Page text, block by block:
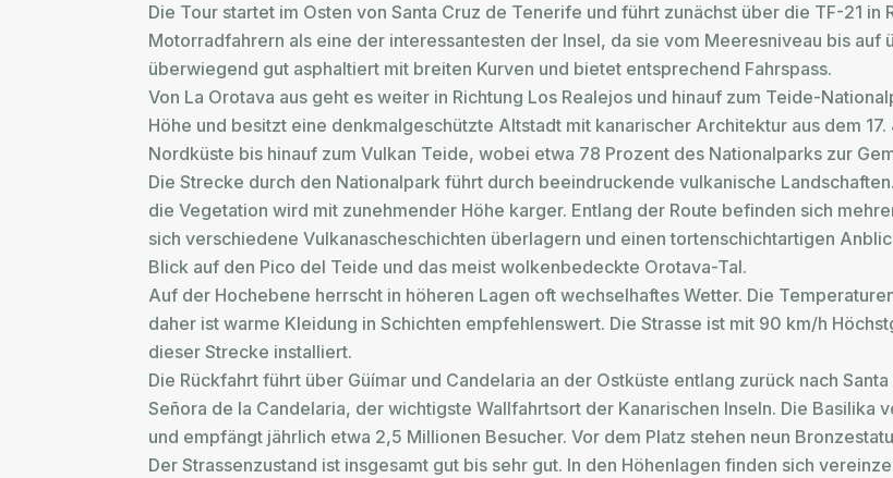
Die Tour startet im Osten von Santa Cruz de Tenerife und führt zunächst über die TF-21 in
Motorradfahrern als eine der interessantesten der Insel, da sie vom Meeresniveau bis
überwiegend gut asphaltiert mit breiten Kurven und bietet entsprechend Fahrspass.
Von La Orotava aus geht es weiter in Richtung Los Realejos und hinauf zum Teide-
Höhe und besitzt eine denkmalgeschützte Altstadt mit kanarischer Architektur aus dem
Nordküste bis hinauf zum Vulkan Teide, wobei etwa 78 Prozent des Nationalparks zur
Die Strecke durch den Nationalpark führt durch beeindruckende vulkanische
die Vegetation wird mit zunehmender Höhe karger. Entlang der Route befinden sich
sich verschiedene Vulkanascheschichten überlagern und einen tortenschichtartigen
Blick auf den Pico del Teide und das meist wolkenbedeckte Orotava-Tal.
Auf der Hochebene herrscht in höheren Lagen oft wechselhaftes Wetter. Die
daher ist warme Kleidung in Schichten empfehlenswert. Die Strasse ist mit 90 km/h
dieser Strecke installiert.
Die Rückfahrt führt über Güímar und Candelaria an der Ostküste entlang zurück nach
Señora de la Candelaria, der wichtigste Wallfahrtsort der Kanarischen Inseln. Die Basilika
und empfängt jährlich etwa 2,5 Millionen Besucher. Vor dem Platz stehen neun
Der Strassenzustand ist insgesamt gut bis sehr gut. In den Höhenlagen finden sich